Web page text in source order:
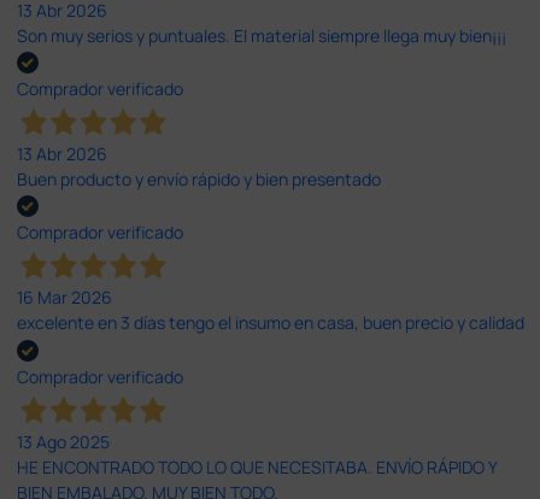
13 Abr 2026
Son muy serios y puntuales. El material siempre llega muy bien¡¡¡
Comprador verificado
13 Abr 2026
Buen producto y envío rápido y bien presentado
Comprador verificado
16 Mar 2026
excelente en 3 días tengo el insumo en casa, buen precio y calidad
Comprador verificado
13 Ago 2025
HE ENCONTRADO TODO LO QUE NECESITABA. ENVÍO RÁPIDO Y
BIEN EMBALADO. MUY BIEN TODO.